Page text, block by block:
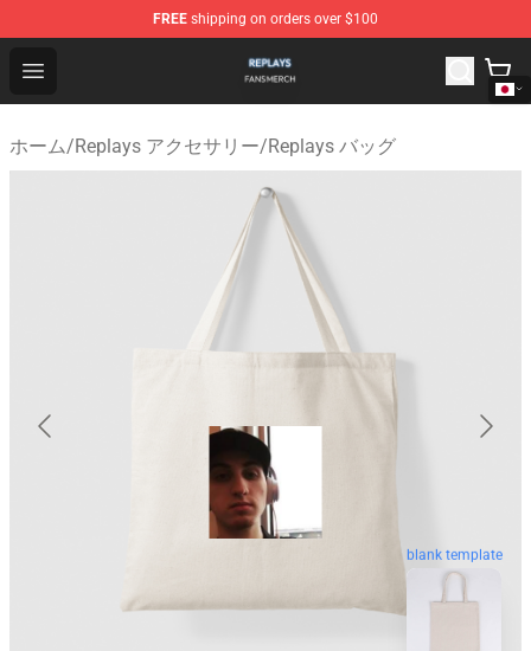
FREE shipping on orders over $100
Open menu
Replays Shop - Official Replays Merchandise Store
ホーム/Replays アクセサリー/Replays バッグ
blank template